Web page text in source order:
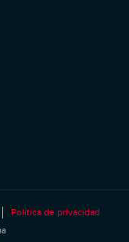
Política de privacidad